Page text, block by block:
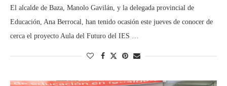
El alcalde de Baza, Manolo Gavilán, y la delegada provincial de
Educación, Ana Berrocal, han tenido ocasión este jueves de conocer de
cerca el proyecto Aula del Futuro del IES …